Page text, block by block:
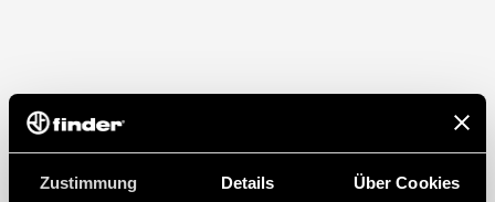
Zustimmung Details Über Cookies